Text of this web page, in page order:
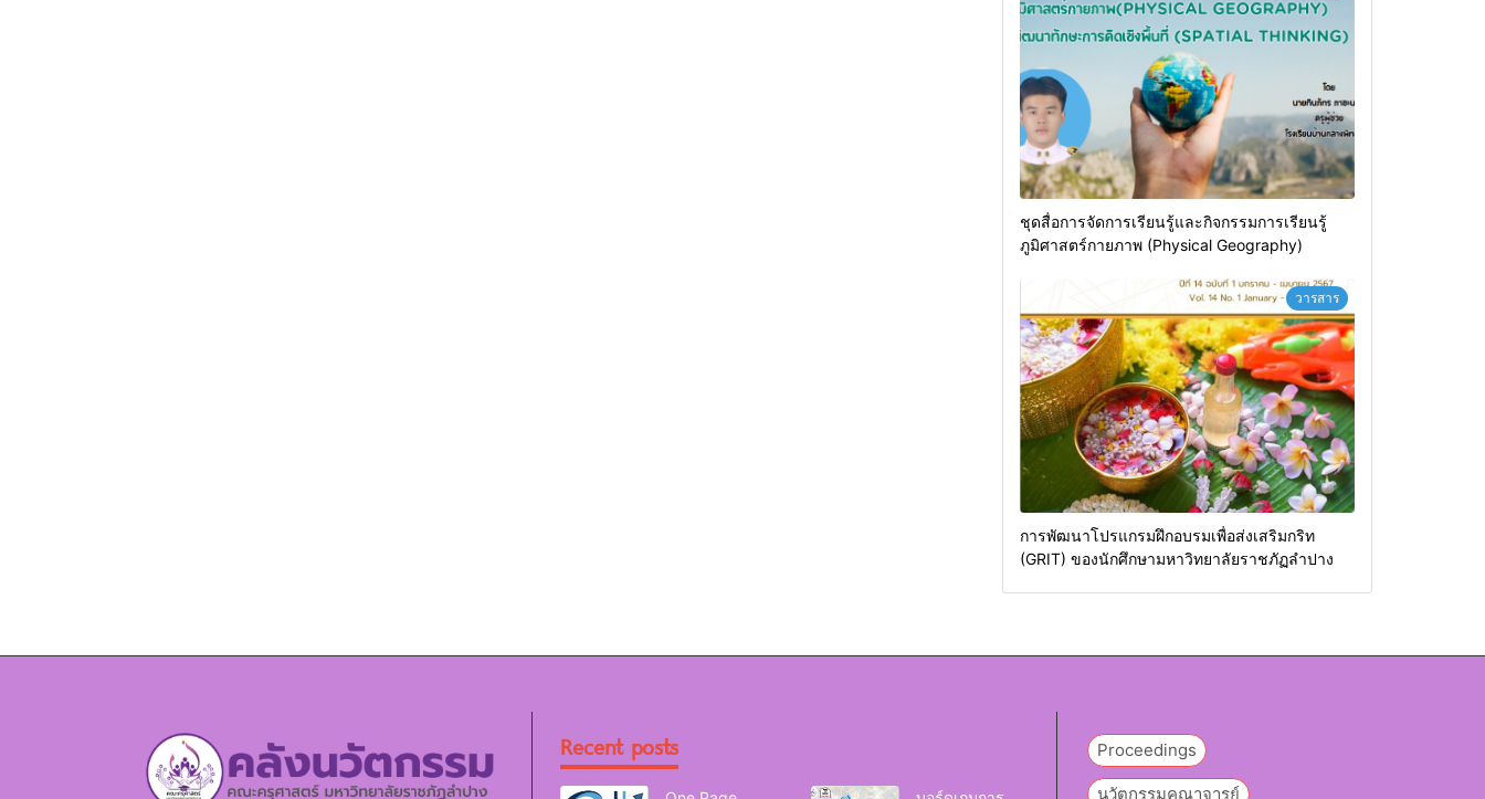
ชุดสื่อการจัดการเรียนรู้และกิจกรรมการเรียนรู้
ภูมิศาสตร์กายภาพ (Physical Geography)
วารสาร
การพัฒนาโปรแกรมฝึกอบรมเพื่อส่งเสริมกริท
(GRIT) ของนักศึกษามหาวิทยาลัยราชภัฏลำปาง
Recent posts Proceedings
นวัตกรรมคณาจารย์